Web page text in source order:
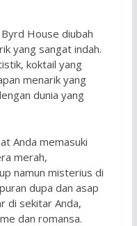
House diubah
yang sangat indah.
koktail yang
menarik yang
dunia yang
Anda memasuki
merah,
namun misterius di
dupa dan asap
di sekitar Anda,
dan romansa.